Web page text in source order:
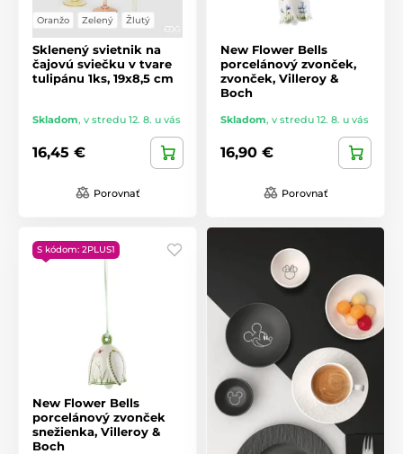
Oranžo Zelený Žlutý
Sklenený svietnik na
čajovú sviečku v tvare
tulipánu 1ks, 19x8,5 cm
Skladom, v stredu 12. 8. u vás
16,45 €
Porovnať
New Flower Bells
porcelánový zvonček,
zvonček, Villeroy &
Boch
Skladom, v stredu 12. 8. u vás
16,90 €
Porovnať
S kódom: 2PLUS1
New Flower Bells
porcelánový zvonček
snežienka, Villeroy &
Boch